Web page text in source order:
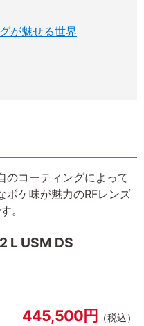
が魅せる世界
のコーティングによって
ボケ味が魅力のRFレンズ
。
L USM DS
445,500円
（税込）